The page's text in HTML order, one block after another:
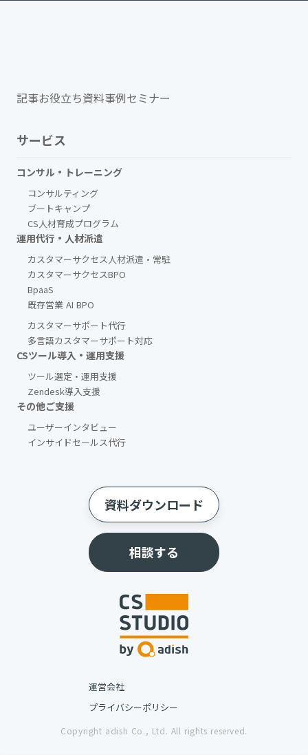
記事お役立ち資料事例セミナー
サービス
コンサル・トレーニング
コンサルティング
ブートキャンプ
CS人材育成プログラム
運用代行・人材派遣
カスタマーサクセス人材派遣・常駐
カスタマーサクセスBPO
BpaaS​
既存営業 AI BPO
カスタマーサポート代行
多言語カスタマーサポート対応
CSツール導入・運用支援
ツール選定・運用支援
Zendesk導入支援
その他ご支援​
ユーザーインタビュー
インサイドセールス代行
資料ダウンロード
相談する
運営会社
プライバシーポリシー
Copyright adish Co., Ltd. All rights reserved.